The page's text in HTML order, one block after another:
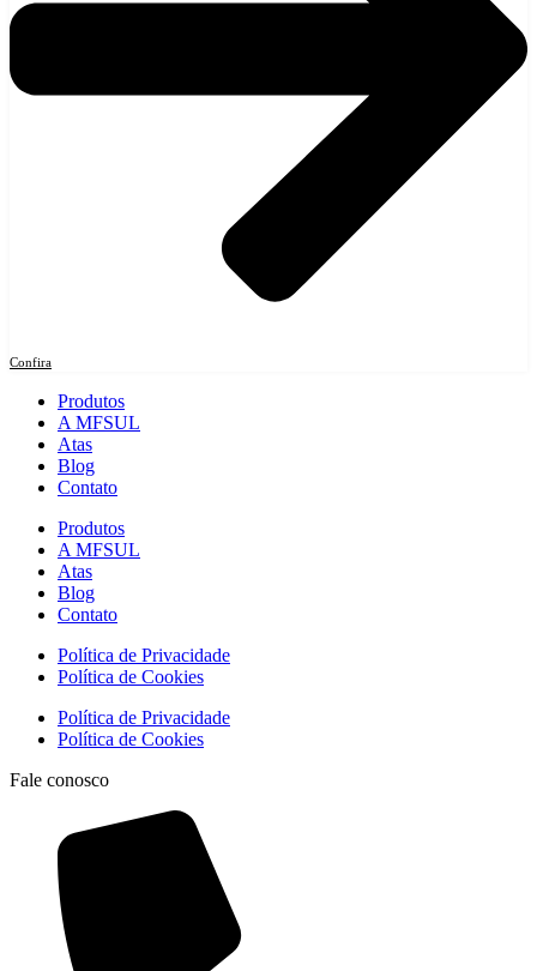
Confira
Produtos
A MFSUL
Atas
Blog
Contato
Produtos
A MFSUL
Atas
Blog
Contato
Política de Privacidade
Política de Cookies
Política de Privacidade
Política de Cookies
Fale conosco